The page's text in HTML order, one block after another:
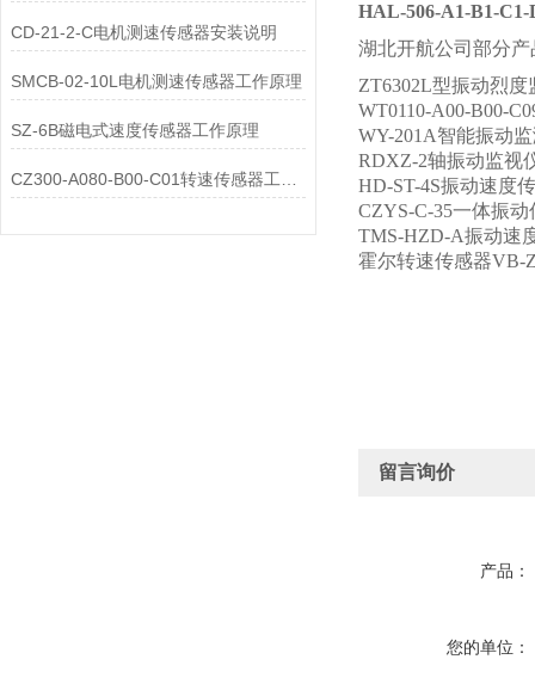
CD-21-2-C电机测速传感器安装说明
SMCB-02-10L电机测速传感器工作原理
SZ-6B磁电式速度传感器工作原理
HAL-506-A1-B1-
湖北开航公司部分产
ZT6302L型振动烈度
WT0110-A00-B00-
WY-201A智能振动
RDXZ-2轴振动监视
HD-ST-4S振动速度
CZYS-C-35一体振动
TMS-HZD-A振动速
霍尔转速传感器VB-
留言询价
产品：
您的单位：